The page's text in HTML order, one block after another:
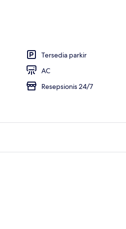
Tersedia parkir
AC
Resepsionis 24/7